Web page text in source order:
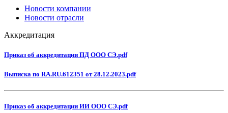
Новости компании
Новости отрасли
Аккредитация
Приказ об аккредитации ПД ООО СЭ.pdf
Выписка по RA.RU.612351 от 28.12.2023.pdf
Приказ об аккредитации ИИ ООО СЭ.pdf